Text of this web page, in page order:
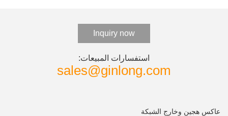
Inquiry now
استفسارات المبيعات:
sales@ginlong.com
عاكس هجين وخارج الشبكة